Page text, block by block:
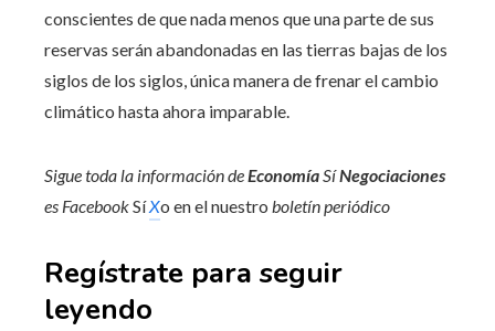
conscientes de que nada menos que una parte de sus
reservas serán abandonadas en las tierras bajas de los
siglos de los siglos, única manera de frenar el cambio
climático hasta ahora imparable.
Sigue toda la información deEconomíaSíNegociaciones
es FacebookSíXo en el nuestro boletín periódico
Regístrate para seguir
leyendo